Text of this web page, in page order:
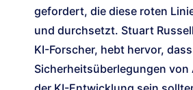
gefordert, die diese roten
und durchsetzt. Stuart
KI-Forscher, hebt hervor, dass
Sicherheitsüberlegungen von